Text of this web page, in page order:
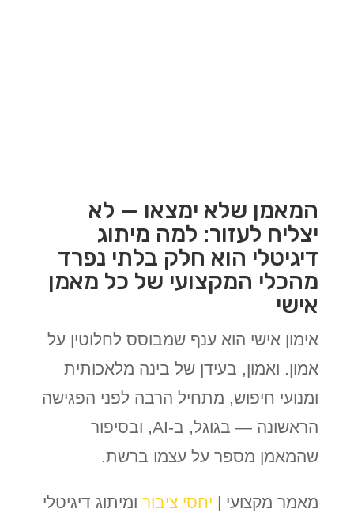
המאמן שלא ימצאו — לא
יצליח לעזור: למה מיתוג
דיגיטלי הוא חלק בלתי נפרד
מהכלי המקצועי של כל מאמן
אישי
אימון אישי הוא ענף שמבוסס לחלוטין על
אמון. ואמון, בעידן של בינה מלאכותית
ומנועי חיפוש, מתחיל הרבה לפני הפגישה
הראשונה — בגוגל, ב-AI, ובסיפור
שהמאמן מספר על עצמו ברשת.
מאמר מקצועי | יחסי ציבור ומיתוג דיגיטלי